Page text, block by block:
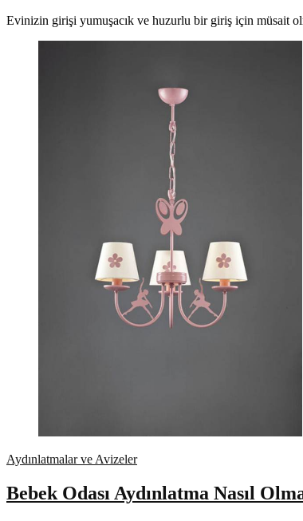
Evinizin girişi yumuşacık ve huzurlu bir giriş için müsait
Aydınlatmalar ve Avizeler
Bebek Odası Aydınlatma Nasıl